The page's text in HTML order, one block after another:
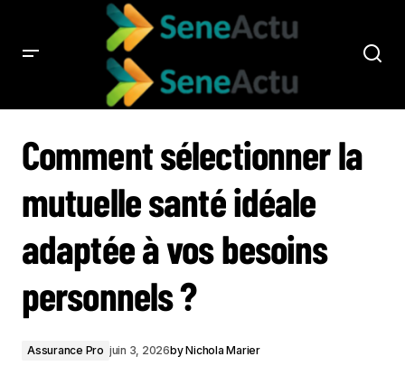
Comment sélectionner la
mutuelle santé idéale
adaptée à vos besoins
personnels ?
Assurance Pro juin 3, 2026byNichola Marier